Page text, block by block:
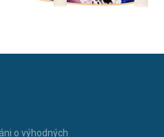
o výhodných